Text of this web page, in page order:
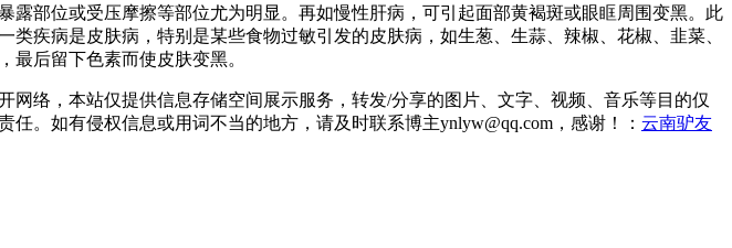
部位或受压摩擦等部位尤为明显。再如慢性肝病，可引起面部黄褐斑或眼眶周围变黑。此
疾病是皮肤病，特别是某些食物过敏引发的皮肤病，如生葱、生蒜、辣椒、花椒、韭菜、
后留下色素而使皮肤变黑。
络，本站仅提供信息存储空间展示服务，转发/分享的图片、文字、视频、音乐等目的仅
。如有侵权信息或用词不当的地方，请及时联系博主ynlyw@qq.com，感谢！： 云南驴友